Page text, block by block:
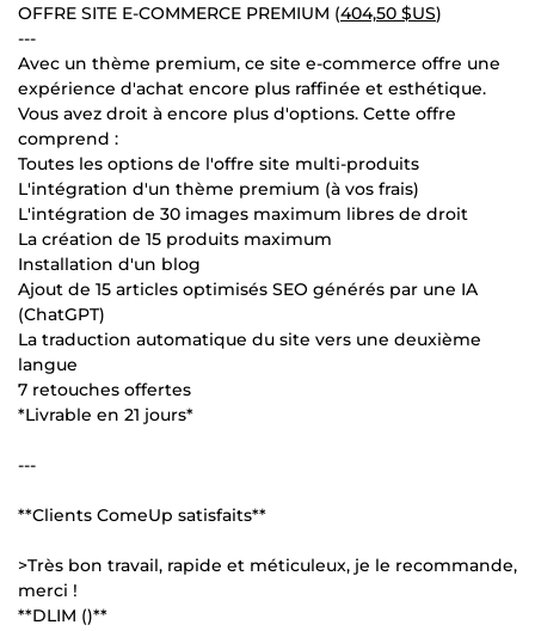
OFFRE SITE E-COMMERCE PREMIUM (404,50 $US)
---
Avec un thème premium, ce site e-commerce offre une
expérience d'achat encore plus raffinée et esthétique.
Vous avez droit à encore plus d'options. Cette offre
comprend :
Toutes les options de l'offre site multi-produits
L'intégration d'un thème premium (à vos frais)
L'intégration de 30 images maximum libres de droit
La création de 15 produits maximum
Installation d'un blog
Ajout de 15 articles optimisés SEO générés par une IA
(ChatGPT)
La traduction automatique du site vers une deuxième
langue
7 retouches offertes
*Livrable en 21 jours*
---
**Clients ComeUp satisfaits**
>Très bon travail, rapide et méticuleux, je le recommande,
merci !
**DLIM ()**